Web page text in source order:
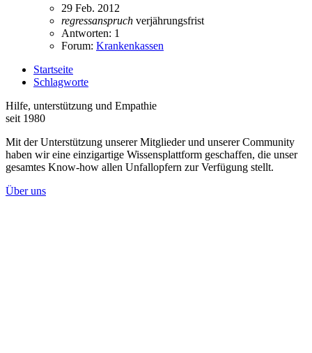
29 Feb. 2012
regressanspruch verjährungsfrist
Antworten: 1
Forum: Krankenkassen
Startseite
Schlagworte
Hilfe, unterstützung und Empathie
seit 1980
Mit der Unterstützung unserer Mitglieder und unserer Community
haben wir eine einzigartige Wissensplattform geschaffen, die unser
gesamtes Know-how allen Unfallopfern zur Verfügung stellt.
Über uns